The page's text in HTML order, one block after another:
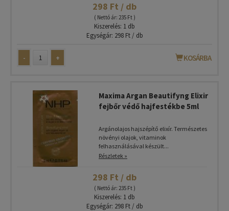
298 Ft / db
( Nettó ár: 235 Ft )
Kiszerelés: 1 db
Egységár: 298 Ft / db
- + KOSÁRBA
Maxima Argan Beautifyng Elixir
fejbőr védő hajfestékbe 5ml
Argánolajos hajszépítő elixír. Természetes
növényi olajok, vitaminok
felhasználásával készült...
Részletek »
298 Ft / db
( Nettó ár: 235 Ft )
Kiszerelés: 1 db
Egységár: 298 Ft / db